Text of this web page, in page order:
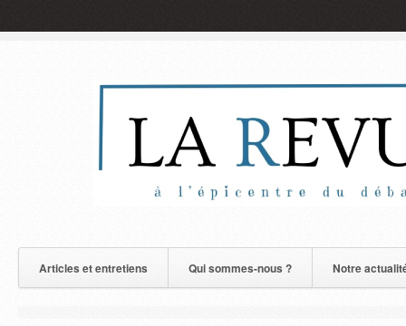
Articles et entretiens Qui sommes-nous ? Notre